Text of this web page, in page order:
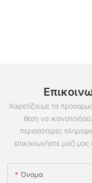
Χαιρετίζουμε τα
θέση να
περισσότερες
επικοινωνήστε μαζί μας
Όνομα